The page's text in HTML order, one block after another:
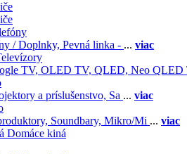
/ Doplnky, Pevná linka - ... viac
TV, OLED TV, QLED, Neo QLED
a príslušenstvo, Sa ... viac
Soundbary, Mikro/Mi ... viac
Domáce kiná